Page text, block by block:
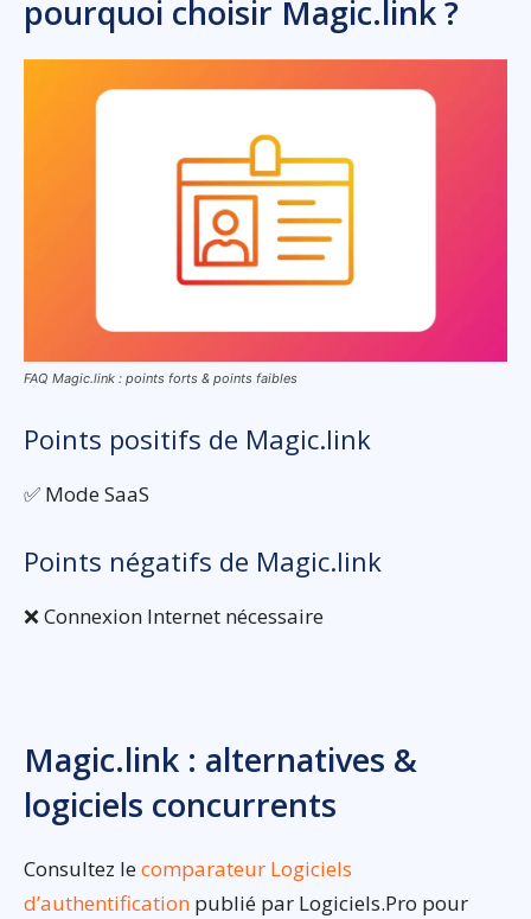
pourquoi choisir Magic.link ?
FAQ Magic.link : points forts & points faibles
Points positifs de Magic.link
✅ Mode SaaS
Points négatifs de Magic.link
❌ Connexion Internet nécessaire
Magic.link : alternatives &
logiciels concurrents
Consultez lecomparateur Logiciels
d’authentification publié par Logiciels.Pro pour